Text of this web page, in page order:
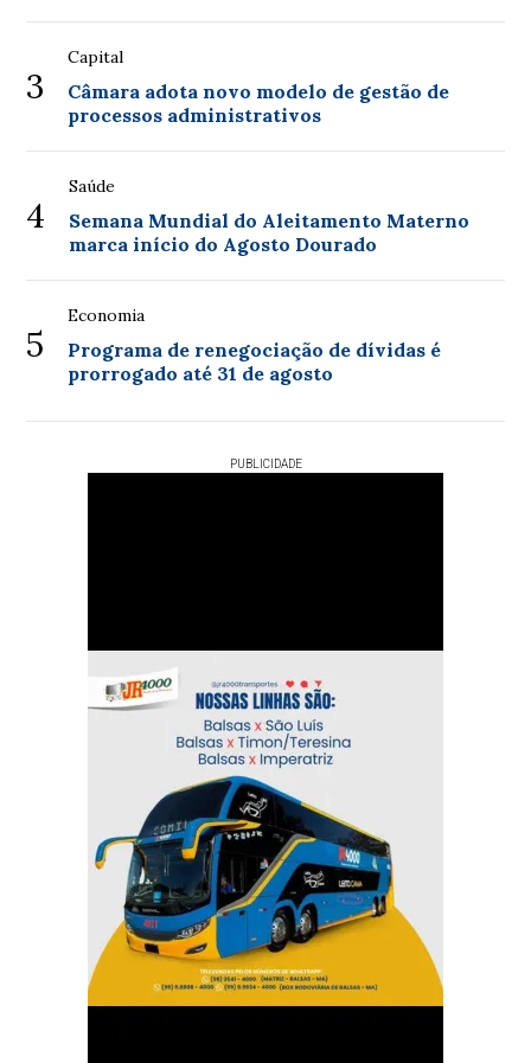
3
Capital
Câmara adota novo modelo de gestão de
processos administrativos
4
Saúde
Semana Mundial do Aleitamento Materno
marca início do Agosto Dourado
5
Economia
Programa de renegociação de dívidas é
prorrogado até 31 de agosto
PUBLICIDADE